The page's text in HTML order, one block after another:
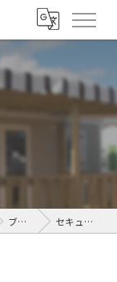
ブログ セキュリティ